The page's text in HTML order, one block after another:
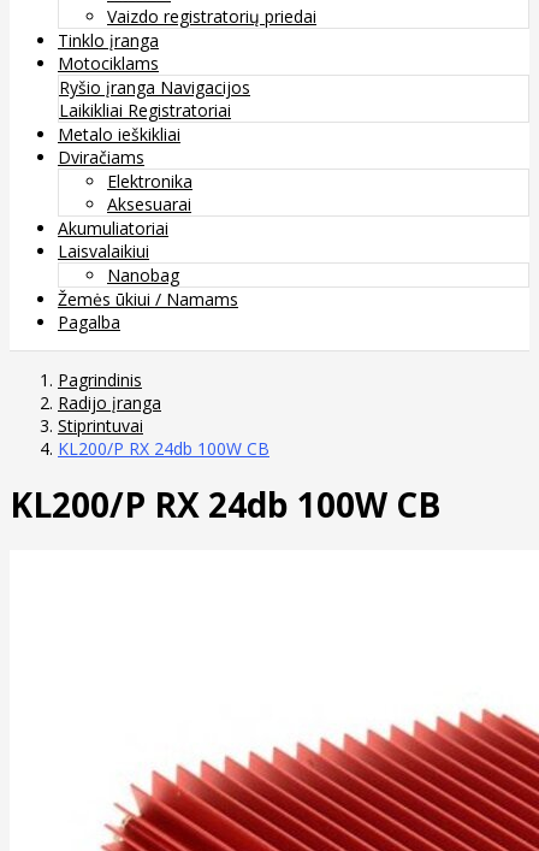
Vaizdo registratorių priedai
Tinklo įranga
Motociklams
Ryšio įranga Navigacijos
Laikikliai Registratoriai
Metalo ieškikliai
Dviračiams
Elektronika
Aksesuarai
Akumuliatoriai
Laisvalaikiui
Nanobag
Žemės ūkiui / Namams
Pagalba
Pagrindinis
Radijo įranga
Stiprintuvai
KL200/P RX 24db 100W CB
KL200/P RX 24db 100W CB